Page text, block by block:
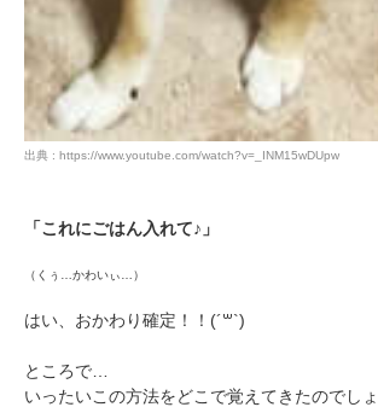
出典 : https://www.youtube.com/watch?v=_INM15wDUpw
「これにごはん入れて♪」
（くぅ…かわいぃ…）
はい、おかわり確定！！(´꒳`)
ところで…
いったいこの方法をどこで覚えてきたのでし